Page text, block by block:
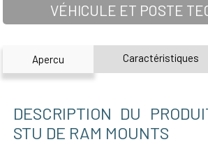
VÉHICULE ET POSTE
Apercu Caractéristiques
DESCRIPTION DU
STU DE RAM MOUNTS